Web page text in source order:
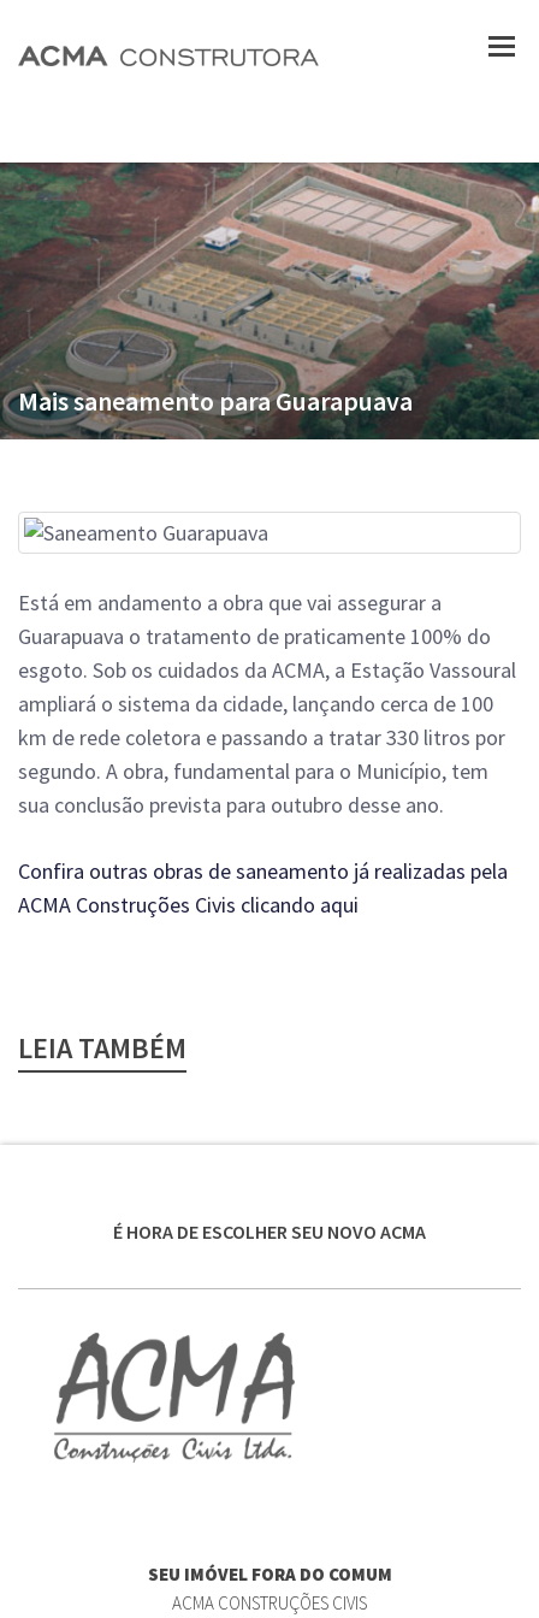
Mais saneamento para Guarapuava
Está em andamento a obra que vai assegurar a
Guarapuava o tratamento de praticamente 100% do
esgoto. Sob os cuidados da ACMA, a Estação Vassoural
ampliará o sistema da cidade, lançando cerca de 100
km de rede coletora e passando a tratar 330 litros por
segundo. A obra, fundamental para o Município, tem
sua conclusão prevista para outubro desse ano.
Confira outras obras de saneamento já realizadas pela
ACMA Construções Civis clicando aqui
LEIA TAMBÉM
É HORA DE ESCOLHER SEU NOVO ACMA
SEU IMÓVEL FORA DO COMUM
ACMA CONSTRUÇÕES CIVIS